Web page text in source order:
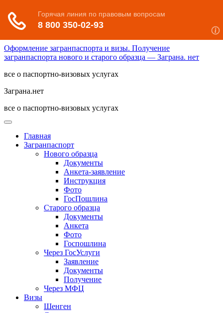
Оформление загранпаспорта и визы. Получение
загранпаспорта нового и старого образца — Заграна. нет
все о паспортно-визовых услугах
Заграна.нет
все о паспортно-визовых услугах
Главная
Загранпаспорт
Нового образца
Документы
Анкета-заявление
Инструкция
Фото
ГосПошлина
Старого образца
Документы
Анкета
Фото
Госпошлина
Через ГосУслуги
Заявление
Документы
Получение
Через МФЦ
Визы
Шенген